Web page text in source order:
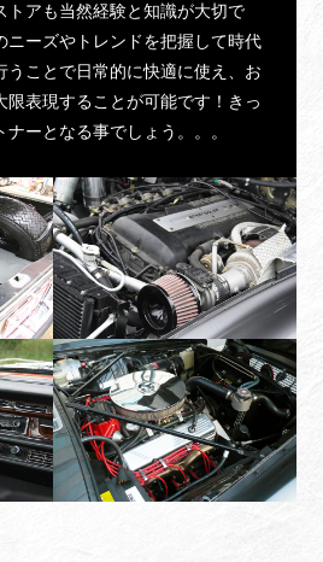
トアも当然経験と知識が大切で
ニーズやトレンドを把握して時代
うことで日常的に快適に使え、お
限表現することが可能です！きっ
ーとなる事でしょう。。。